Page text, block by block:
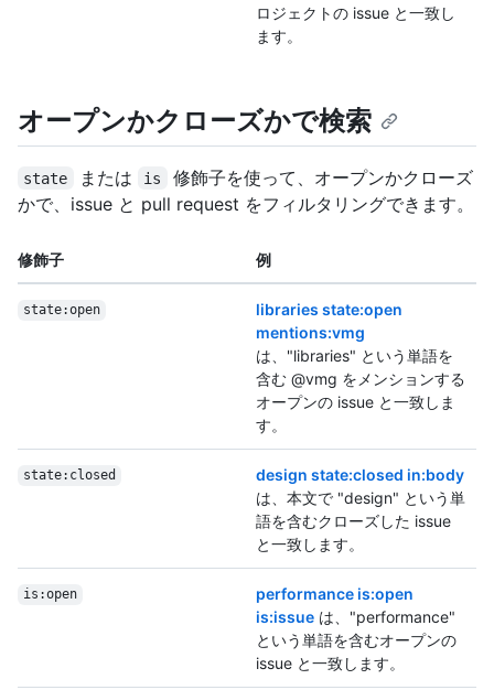
ロジェクトの issue と一致し
ます。
オープンかクローズかで検索
state または is
修飾子を使って、オープンかクローズ
かで、issue と pull request をフィルタリングできます。
修飾子 例
state:open
libraries state:open
mentions:vmg
は、"libraries" という単語を
含む @vmg をメンションする
オープンの issue と一致しま
す。
state:closed
design state:closed in:body
は、本文で "design" という単
語を含むクローズした issue
と一致します。
is:open
performance is:open
is:issue は、"performance"
という単語を含むオープンの
issue と一致します。